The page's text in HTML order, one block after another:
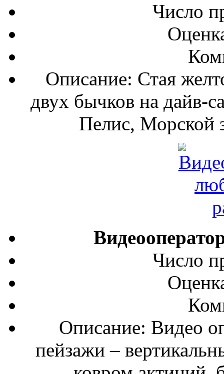
Число
Описание: Стая
двух бычков на дайв-
Пелис, Морской
Число
Описание: Видео
пейзажи –